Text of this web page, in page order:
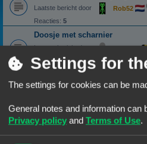
Laatste bericht door Rob52
Reacties: 5
Doosje met scharnier
Laatste bericht door darkzero
Reacties:18
logo Harley Davidson
Reacties: 8
3D hond
Settings for
The settings for cookies can be
General notes and information can
Privacy policy and Terms of Use.